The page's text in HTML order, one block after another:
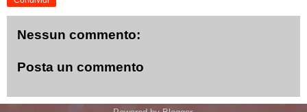
Nessun commento:
Posta un commento